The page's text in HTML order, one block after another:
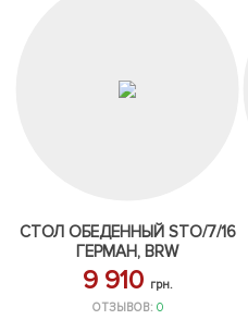
СТОЛ ОБЕДЕННЫЙ STO/7/16
ГЕРМАН, BRW
9 910 грн.
ОТЗЫВОВ: 0